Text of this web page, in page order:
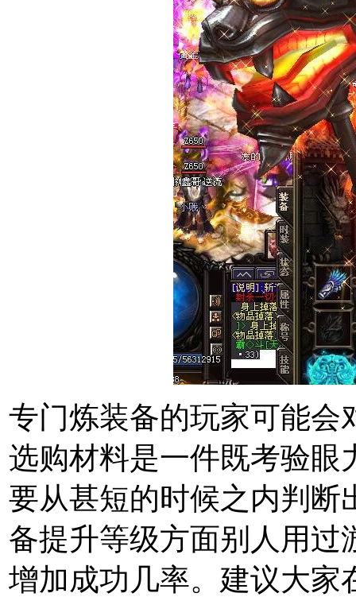
专门炼装备的玩家可能会
选购材料是一件既考验眼
要从甚短的时候之内判断
备提升等级方面别人用过
增加成功几率。建议大家